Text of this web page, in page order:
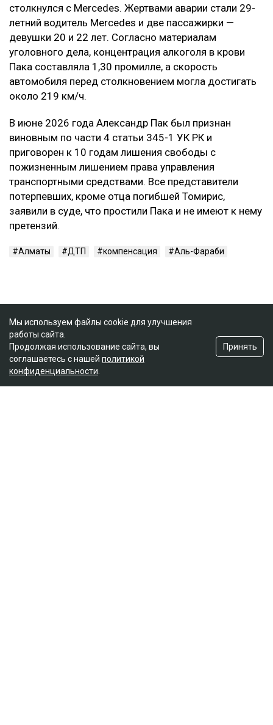
столкнулся с Mercedes. Жертвами аварии стали 29-
летний водитель Mercedes и две пассажирки —
девушки 20 и 22 лет. Согласно материалам
уголовного дела, концентрация алкоголя в крови
Пака составляла 1,30 промилле, а скорость
автомобиля перед столкновением могла достигать
около 219 км/ч.
В июне 2026 года Александр Пак был признан
виновным по части 4 статьи 345-1 УК РК и
приговорен к 10 годам лишения свободы с
пожизненным лишением права управления
транспортными средствами. Все представители
потерпевших, кроме отца погибшей Томирис,
заявили в суде, что простили Пака и не имеют к нему
претензий.
Алматы ДТП компенсация Аль-Фараби
Мы используем файлы cookie для улучшения
работы сайта.
Продолжая использование сайта, вы
соглашаетесь с нашей политикой
конфиденциальности
Принять